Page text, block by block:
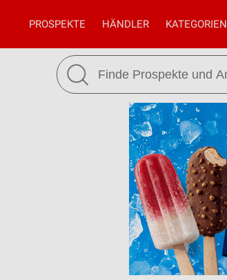
PROSPEKTE HÄNDLER KATEGORIEN